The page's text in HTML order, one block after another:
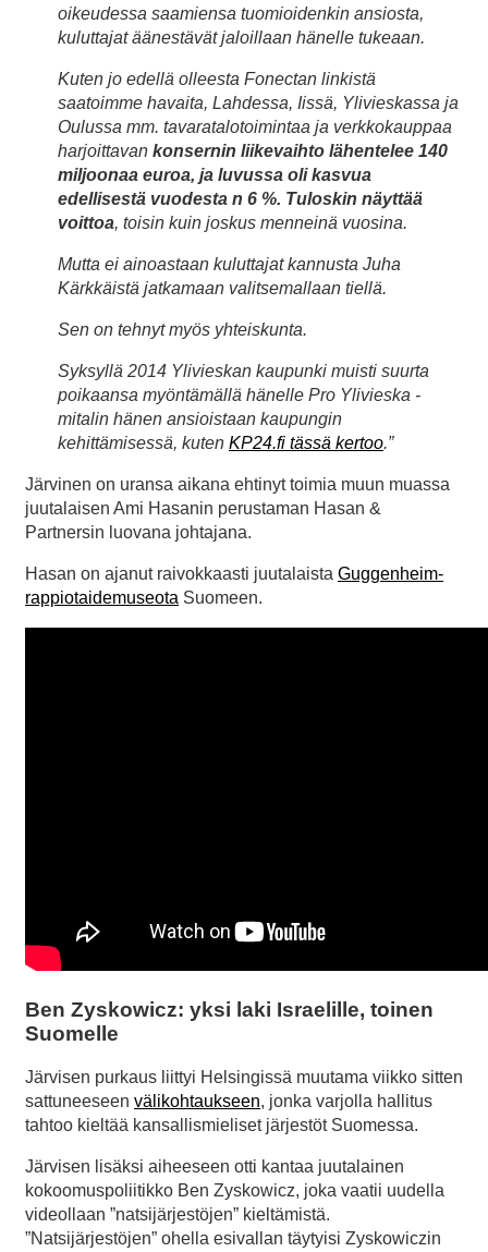
oikeudessa saamiensa tuomioidenkin ansiosta,
kuluttajat äänestävät jaloillaan hänelle tukeaan.
Kuten jo edellä olleesta Fonectan linkistä
saatoimme havaita, Lahdessa, Iissä, Ylivieskassa ja
Oulussa mm. tavaratalotoimintaa ja verkkokauppaa
harjoittavan konsernin liikevaihto lähentelee 140
miljoonaa euroa, ja luvussa oli kasvua
edellisestä vuodesta n 6 %. Tuloskin näyttää
voittoa, toisin kuin joskus menneinä vuosina.
Mutta ei ainoastaan kuluttajat kannusta Juha
Kärkkäistä jatkamaan valitsemallaan tiellä.
Sen on tehnyt myös yhteiskunta.
Syksyllä 2014 Ylivieskan kaupunki muisti suurta
poikaansa myöntämällä hänelle Pro Ylivieska -
mitalin hänen ansioistaan kaupungin
kehittämisessä, kuten KP24.fi tässä kertoo.”
Järvinen on uransa aikana ehtinyt toimia muun muassa
juutalaisen Ami Hasanin perustaman Hasan &
Partnersin luovana johtajana.
Hasan on ajanut raivokkaasti juutalaista Guggenheim-
rappiotaidemuseota Suomeen.
Ben Zyskowicz: yksi laki Israelille, toinen
Suomelle
Järvisen purkaus liittyi Helsingissä muutama viikko sitten
sattuneeseen välikohtaukseen, jonka varjolla hallitus
tahtoo kieltää kansallismieliset järjestöt Suomessa.
Järvisen lisäksi aiheeseen otti kantaa juutalainen
kokoomuspoliitikko Ben Zyskowicz, joka vaatii uudella
videollaan ”natsijärjestöjen” kieltämistä.
”Natsijärjestöjen” ohella esivallan täytyisi Zyskowiczin